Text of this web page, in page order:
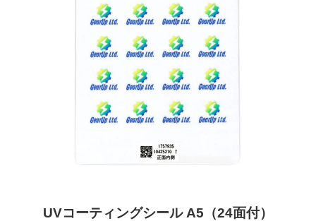
UVコーティングシール A5（24面付）